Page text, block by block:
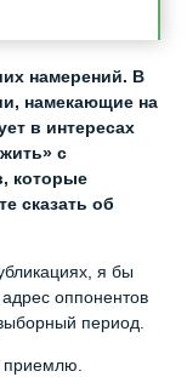
намерений. В
намекающие на
в интересах
с
которые
сказать об
я бы
оппонентов
период.
приемлю.